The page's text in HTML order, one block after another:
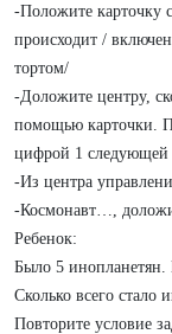
-Положите карточку
происходит /
тортом/
-Доложите центру,
помощью карточки.
цифрой 1 следующей
-Из центра
-Космонавт…,
Ребенок:
Было 5
Сколько всего стало
Повторите условие